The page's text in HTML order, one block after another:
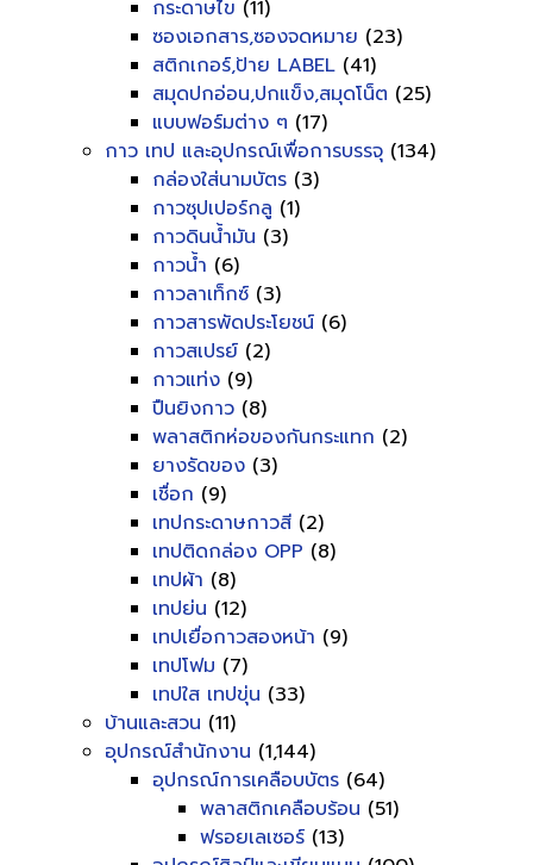
กระดาษไข (11)
ซองเอกสาร,ซองจดหมาย (23)
สติกเกอร์,ป้าย LABEL (41)
สมุดปกอ่อน,ปกแข็ง,สมุดโน็ต (25)
แบบฟอร์มต่าง ๆ (17)
กาว เทป และอุปกรณ์เพื่อการบรรจุ (134)
กล่องใส่นามบัตร (3)
กาวซุปเปอร์กลู (1)
กาวดินน้ำมัน (3)
กาวน้ำ (6)
กาวลาเท็กซ์ (3)
กาวสารพัดประโยชน์ (6)
กาวสเปรย์ (2)
กาวแท่ง (9)
ปืนยิงกาว (8)
พลาสติกห่อของกันกระแทก (2)
ยางรัดของ (3)
เชื่อก (9)
เทปกระดาษกาวสี (2)
เทปติดกล่อง OPP (8)
เทปผ้า (8)
เทปย่น (12)
เทปเยื่อกาวสองหน้า (9)
เทปโฟม (7)
เทปใส เทปขุ่น (33)
บ้านและสวน (11)
อุปกรณ์สำนักงาน (1,144)
อุปกรณ์การเคลือบบัตร (64)
พลาสติกเคลือบร้อน (51)
ฟรอยเลเซอร์ (13)